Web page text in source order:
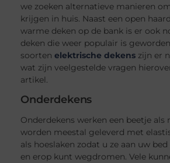
we zoeken alternatieve manieren
krijgen in huis. Naast een open
warme deken op de bank is er ook
deken die weer populair is
soortenelektrische dekens zijn er
wat zijn veelgestelde vragen
artikel.
Onderdekens
Onderdekens werken een beetje als
worden meestal geleverd met
als hoeslaken zodat u ze aan uw
en erop kunt wegdromen. Vele